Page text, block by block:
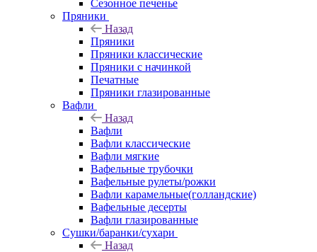
Сезонное печенье
Пряники
Назад
Пряники
Пряники классические
Пряники с начинкой
Печатные
Пряники глазированные
Вафли
Назад
Вафли
Вафли классические
Вафли мягкие
Вафельные трубочки
Вафельные рулеты/рожки
Вафли карамельные(голландские)
Вафельные десерты
Вафли глазированные
Сушки/баранки/сухари
Назад